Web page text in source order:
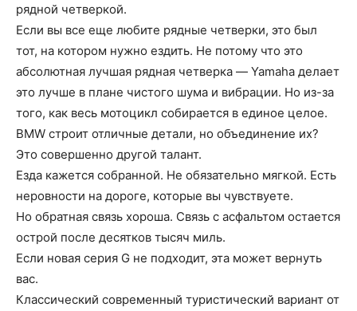
рядной четверкой.
Если вы все еще любите рядные четверки, это был
тот, на котором нужно ездить. Не потому что это
абсолютная лучшая рядная четверка — Yamaha делает
это лучше в плане чистого шума и вибрации. Но из-за
того, как весь мотоцикл собирается в единое целое.
BMW строит отличные детали, но объединение их?
Это совершенно другой талант.
Езда кажется собранной. Не обязательно мягкой. Есть
неровности на дороге, которые вы чувствуете.
Но обратная связь хороша. Связь с асфальтом остается
острой после десятков тысяч миль.
Если новая серия G не подходит, эта может вернуть
вас.
Классический современный туристический вариант от